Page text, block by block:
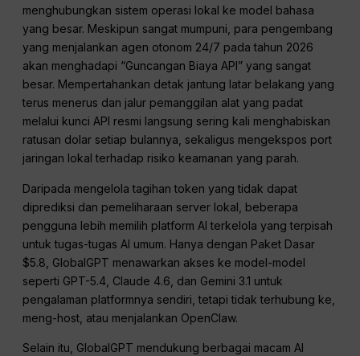
menghubungkan sistem operasi lokal ke model bahasa
yang besar. Meskipun sangat mumpuni, para pengembang
yang menjalankan agen otonom 24/7 pada tahun 2026
akan menghadapi “Guncangan Biaya API” yang sangat
besar. Mempertahankan detak jantung latar belakang yang
terus menerus dan jalur pemanggilan alat yang padat
melalui kunci API resmi langsung sering kali menghabiskan
ratusan dolar setiap bulannya, sekaligus mengekspos port
jaringan lokal terhadap risiko keamanan yang parah.
Daripada mengelola tagihan token yang tidak dapat
diprediksi dan pemeliharaan server lokal, beberapa
pengguna lebih memilih platform AI terkelola yang terpisah
untuk tugas-tugas AI umum. Hanya dengan Paket Dasar
$5.8, GlobalGPT menawarkan akses ke model-model
seperti GPT-5.4, Claude 4.6, dan Gemini 3.1 untuk
pengalaman platformnya sendiri, tetapi tidak terhubung ke,
meng-host, atau menjalankan OpenClaw.
Selain itu, GlobalGPT mendukung berbagai macam AI